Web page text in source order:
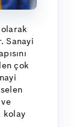
Sanayi
çok
kolay